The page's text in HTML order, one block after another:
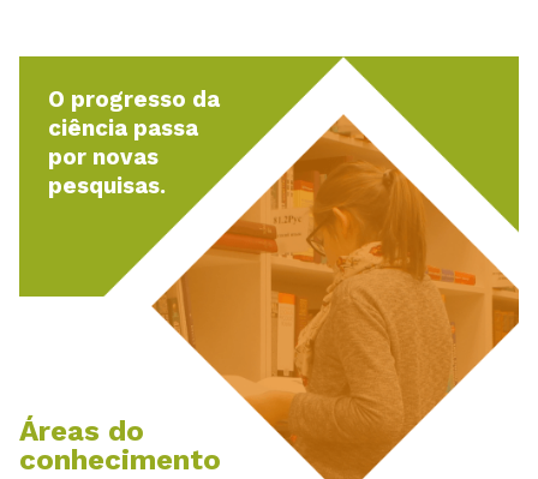
O progresso da
ciência passa
por novas
pesquisas.
Áreas do
conhecimento